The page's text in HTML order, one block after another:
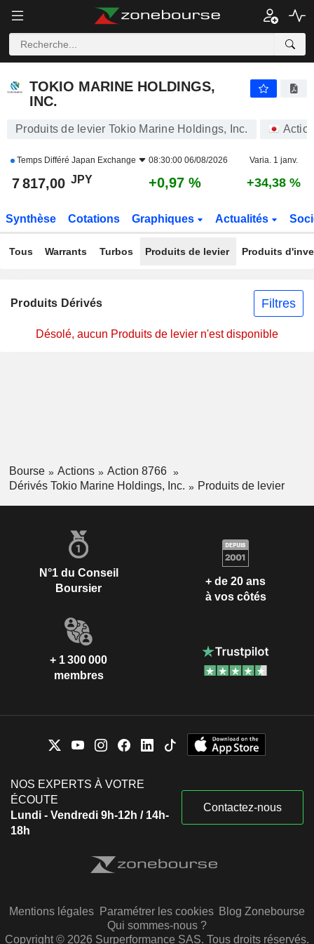
TOKIO MARINE HOLDINGS,
INC.
Produits de levier Tokio Marine Holdings, Inc.
Temps Différé Japan Exchange 08:30:00 06/08/2026 Varia. 1 janv.
7 817,00 JPY +0,97 % +34,38 %
Synthèse Cotations Graphiques Actualités
Tous Warrants Turbos Produits de levier Produits
Produits Dérivés Filtres
Désolé, aucun Produits de levier n'est disponible
Bourse Actions
Action 8766
Dérivés Tokio Marine Holdings, Inc.
Produits de levier
N°1 du Conseil
Boursier
+ de 20 ans
à vos côtés
+ 1 300 000
membres
NOS EXPERTS À VOTRE
ÉCOUTE
Lundi - Vendredi 9h-12h / 14h-
18h
Contactez-nous
Mentions légales Paramétrer les cookies Blog Zonebourse
Qui sommes-nous ?
Copyright © 2026 Surperformance SAS. Tous droits réservés.